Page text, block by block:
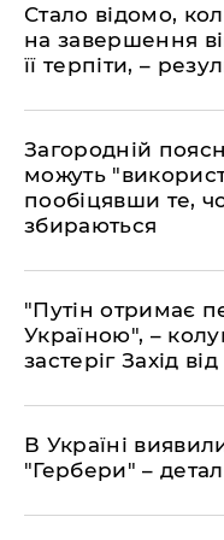
Стало відомо,
на завершення
її терпіти, –
Загородній
можуть
пообіцявши те,
збираються
"Путін отримає
Україною", –
застеріг Захід
В Україні
"Гербери" –